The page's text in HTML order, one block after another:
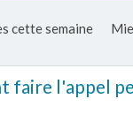
cette semaine
faire l'appel